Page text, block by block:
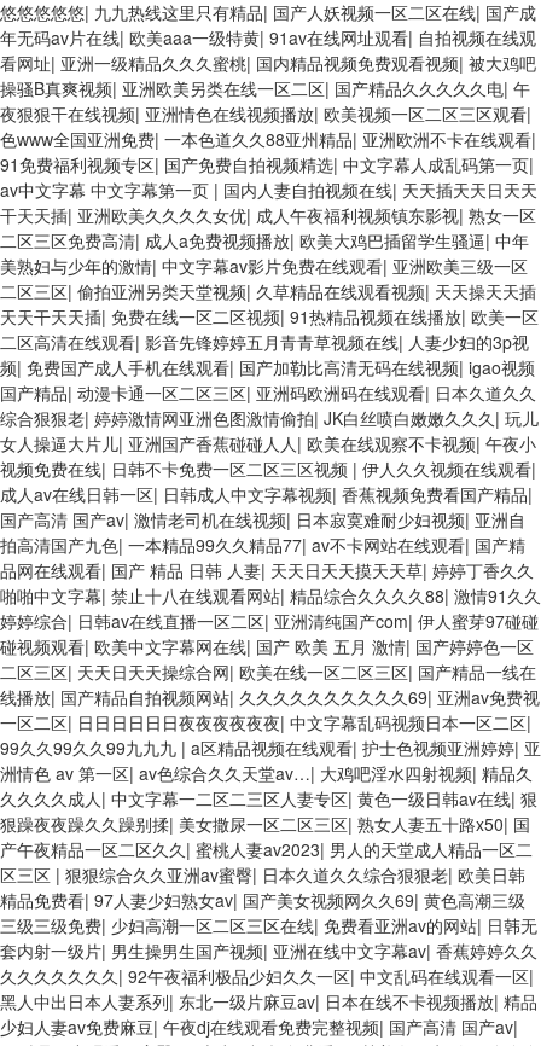
悠悠悠悠悠| 九九热线这里只有精品| 国产人妖视频一区二区在线| 国产成
年无码av片在线| 欧美aaa一级特黄| 91av在线网址观看| 自拍视频在线观
看网址| 亚洲一级精品久久久蜜桃| 国内精品视频免费观看视频| 被大鸡吧
操骚B真爽视频| 亚洲欧美另类在线一区二区| 国产精品久久久久久电| 午
夜狠狠干在线视频| 亚洲情色在线视频播放| 欧美视频一区二区三区观看|
色www全国亚洲免费| 一本色道久久88亚州精品| 亚洲欧洲不卡在线观看|
91免费福利视频专区| 国产免费自拍视频精选| 中文字幕人成乱码第一页|
av中文字幕 中文字幕第一页 | 国内人妻自拍视频在线| 天天插天天日天天
干天天插| 亚洲欧美久久久久女优| 成人午夜福利视频镇东影视| 熟女一区
二区三区免费高清| 成人a免费视频播放| 欧美大鸡巴插留学生骚逼| 中年
美熟妇与少年的激情| 中文字幕av影片免费在线观看| 亚洲欧美三级一区
二区三区| 偷拍亚洲另类天堂视频| 久草精品在线观看视频| 天天操天天插
天天干天天插| 免费在线一区二区视频| 91热精品视频在线播放| 欧美一区
二区高清在线观看| 影音先锋婷婷五月青青草视频在线| 人妻少妇的3p视
频| 免费国产成人手机在线观看| 国产加勒比高清无码在线视频| igao视频
国产精品| 动漫卡通一区二区三区| 亚洲码欧洲码在线观看| 日本久道久久
综合狠狠老| 婷婷激情网亚洲色图激情偷拍| JK白丝喷白嫩嫩久久久| 玩儿
女人操逼大片儿| 亚洲国产香蕉碰碰人人| 欧美在线观察不卡视频| 午夜小
视频免费在线| 日韩不卡免费一区二区三区视频 | 伊人久久视频在线观看|
成人av在线日韩一区| 日韩成人中文字幕视频| 香蕉视频免费看国产精品|
国产高清 国产av| 激情老司机在线视频| 日本寂寞难耐少妇视频| 亚洲自
拍高清国产九色| 一本精品99久久精品77| av不卡网站在线观看| 国产精
品网在线观看| 国产 精品 日韩 人妻| 天天日天天摸天天草| 婷婷丁香久久
啪啪中文字幕| 禁止十八在线观看网站| 精品综合久久久久88| 激情91久久
婷婷综合| 日韩av在线直播一区二区| 亚洲清纯国产com| 伊人蜜芽97碰碰
碰视频观看| 欧美中文字幕网在线| 国产 欧美 五月 激情| 国产婷婷色一区
二区三区| 天天日天天操综合网| 欧美在线一区二区三区| 国产精品一线在
线播放| 国产精品自拍视频网站| 久久久久久久久久久久69| 亚洲av免费视
一区二区| 日日日日日日夜夜夜夜夜夜| 中文字幕乱码视频日本一区二区|
99久久99久久99九九九 | a区精品视频在线观看| 护士色视频亚洲婷婷| 亚
洲情色 av 第一区| av色综合久久天堂av…| 大鸡吧淫水四射视频| 精品久
久久久久成人| 中文字幕一二区二三区人妻专区| 黄色一级日韩av在线| 狠
狠躁夜夜躁久久躁别揉| 美女撒尿一区二区三区| 熟女人妻五十路x50| 国
产午夜精品一区二区久久| 蜜桃人妻av2023| 男人的天堂成人精品一区二
区三区 | 狠狠综合久久亚洲av蜜臀| 日本久道久久综合狠狠老| 欧美日韩
精品免费看| 97人妻少妇熟女av| 国产美女视频网久久69| 黄色高潮三级
三级三级免费| 少妇高潮一区二区三区在线| 免费看亚洲av的网站| 日韩无
套内射一级片| 男生操男生国产视频| 亚洲在线中文字幕av| 香蕉婷婷久久
久久久久久久久| 92午夜福利极品少妇久久一区| 中文乱码在线观看一区|
黑人中出日本人妻系列| 东北一级片麻豆av| 日本在线不卡视频播放| 精品
少妇人妻av免费麻豆| 午夜dj在线观看免费完整视频| 国产高清 国产av|